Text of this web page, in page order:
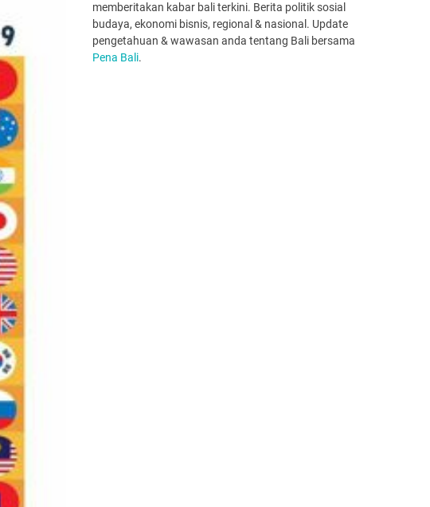
memberitakan kabar bali terkini. Berita politik sosial
budaya, ekonomi bisnis, regional & nasional. Update
pengetahuan & wawasan anda tentang Bali bersama
Pena Bali.